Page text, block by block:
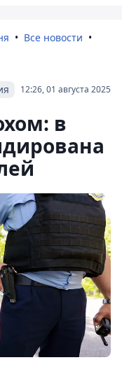
Все новости
12:26, 01 августа 2025
в